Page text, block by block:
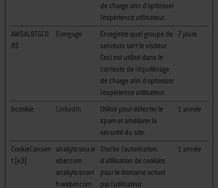
de charge afin d'optimiser
l'expérience utilisateur.
AWSALBTGCO
RS
Evergage
Enregistre quel groupe de
serveurs sert le visiteur.
Ceci est utilisé dans le
contexte de l'équilibrage
de charge afin d'optimiser
l'expérience utilisateur.
7 jours
bcookie LinkedIn
Utilisé pour détecter le
spam et améliorer la
sécurité du site.
1 année
CookieConsen
t [x3]
analyticseu.w
eber.com
analyticsnort
h.weber.com
Stocke l'autorisation
d'utilisation de cookies
pour le domaine actuel
par l'utilisateur
1 année